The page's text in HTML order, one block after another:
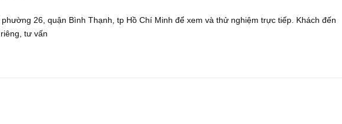
26, quận Bình Thạnh, tp Hồ Chí Minh để xem và thử nghiệm trực tiếp. Khách đến
tư vấn